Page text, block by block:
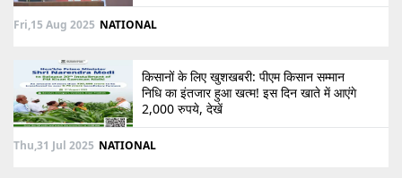
Fri,15 Aug 2025 NATIONAL
किसानों के लिए खुशखबरी: पीएम किसान सम्मान
निधि का इंतजार हुआ खत्म! इस दिन खाते में आएंगे
2,000 रुपये, देखें
Thu,31 Jul 2025 NATIONAL